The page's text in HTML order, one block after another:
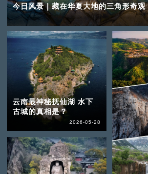
今日风景｜藏在华夏大地的三角形奇观
云南最神秘抚仙湖 水下
古城的真相是？
2026-05-28